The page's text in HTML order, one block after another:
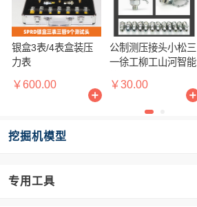
银盒3表/4表盒装压
力表
￥600.00
公制测压接头小松三
一徐工柳工山河智能
￥30.00
挖掘机模型
专用工具